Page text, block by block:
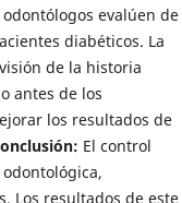
evalúen de
diabéticos. La
de la historia
antes de los
los resultados de
El control
Los resultados de este